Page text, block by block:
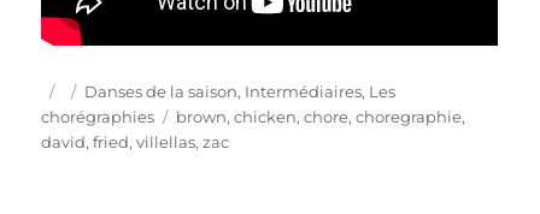
Publié
le
Catégories
Danses de la saison, Intermédiaires, Les
chorégraphies
Étiquettes
brown,chicken,chore,choregraphie,
david,fried,villellas,zac